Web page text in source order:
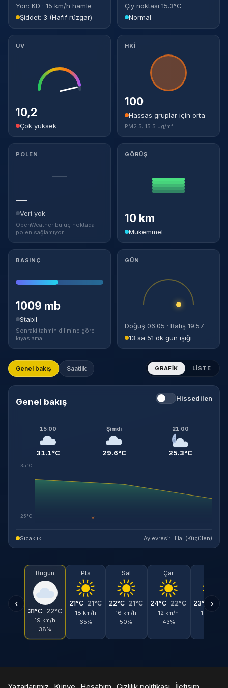
Yön: KD · 15 km/h hamle
Şiddet: 3 (Hafif rüzgar)
Çiy noktası 15.3°C
Normal
UV
10,2
Çok yüksek
HKİ
100
Hassas gruplar için orta
PM2.5: 15.5 µg/m³
POLEN
—
—
Veri yok
OpenWeather bu uç noktada
polen sağlamıyor.
GÖRÜŞ
10 km
Mükemmel
BASINÇ
1009 mb
Stabil
Sonraki tahmin dilimine göre
kıyaslama.
GÜN
Doğuş 06:05 · Batış 19:57
13 sa 51 dk gün ışığı
Genel bakış Saatlik GRAFIK LISTE
Genel bakış Hissedilen
15:00
31.1°C
Şimdi
29.6°C
21:00
25.3°C
35°C
25°C ☀
Sıcaklık Ay evresi: Hilal (Küçülen)
‹
Bugün
31°C 22°C
19 km/h
38%
Pts
21°C 21°C
18 km/h
65%
Sal
22°C 21°C
16 km/h
50%
Çar
24°C 22°C
12 km/h
43%
23°C
18 km/h
›